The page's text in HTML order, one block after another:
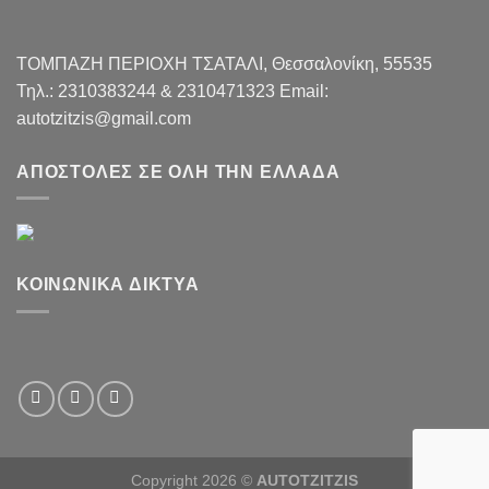
ΤΟΜΠΑΖΗ ΠΕΡΙΟΧΗ ΤΣΑΤΑΛI, Θεσσαλονίκη, 55535
Τηλ.: 2310383244 & 2310471323 Email:
autotzitzis@gmail.com
ΑΠΟΣΤΟΛΈΣ ΣΕ ΌΛΗ ΤΗΝ ΕΛΛΆΔΑ
ΚΟΙΝΩΝΙΚΆ ΔΊΚΤΥΑ
Copyright 2026 © AUTOTZITZIS